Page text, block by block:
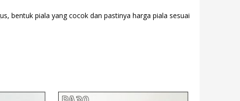
bentuk piala yang cocok dan pastinya harga piala sesuai